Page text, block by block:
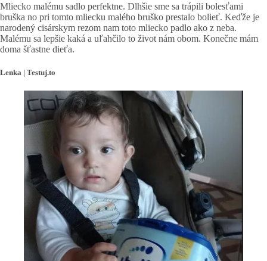
Mliecko malému sadlo perfektne. Dlhšie sme sa trápili bolesťami
bruška no pri tomto mliecku malého bruško prestalo bolieť. Keďže je
narodený cisárskym rezom nam toto mliecko padlo ako z neba.
Malému sa lepšie kaká a uľahčilo to život nám obom. Konečne mám
doma šťastne dieťa.
Lenka | Testuj.to